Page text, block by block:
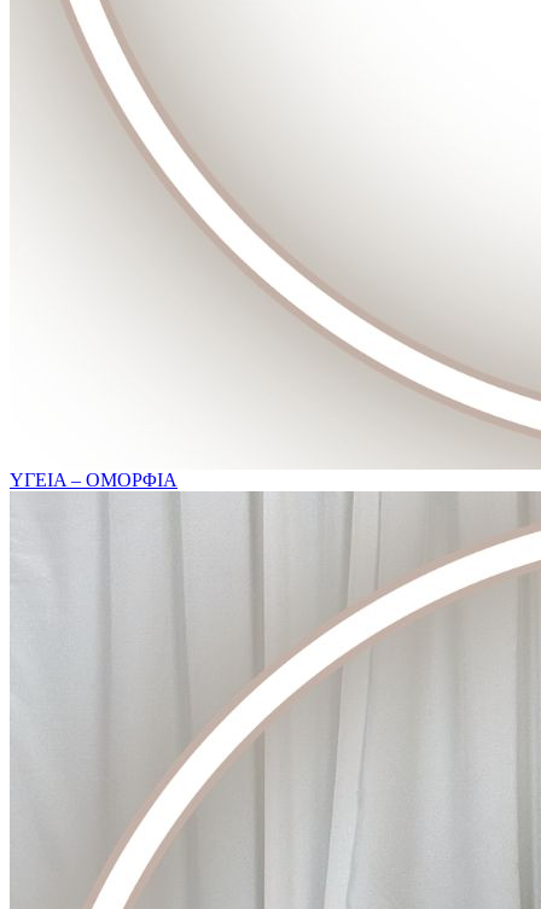
ΥΓΕΙΑ – ΟΜΟΡΦΙΑ